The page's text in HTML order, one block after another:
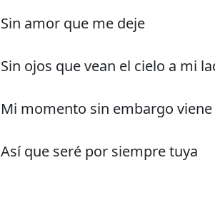
Sin amor que me deje
Sin ojos que vean el cielo a mi
Mi momento sin embargo viene
Así que seré por siempre tuya